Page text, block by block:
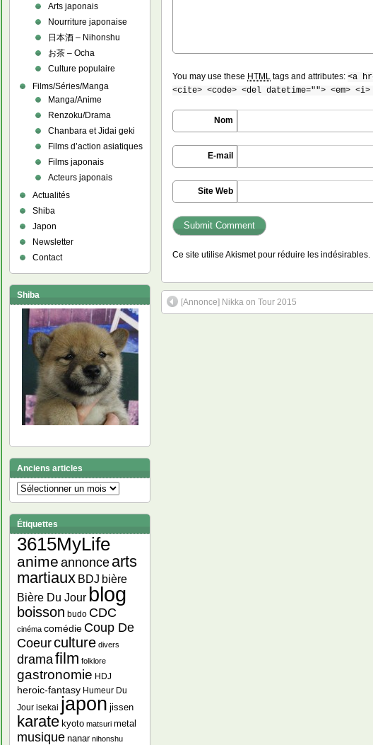
You may use these HTML tags and attributes:<a
<cite> <code> <del datetime=""> <em>
Nom
E-mail
Site Web
Ce site utilise Akismet pour réduire les indésirables.
[Annonce] Nikka on Tour 2015
Arts japonais
Nourriture japonaise
日本酒 – Nihonshu
お茶 – Ocha
Culture populaire
Films/Séries/Manga
Manga/Anime
Renzoku/Drama
Chanbara et Jidai geki
Films d’action asiatiques
Films japonais
Acteurs japonais
Actualités
Shiba
Japon
Newsletter
Contact
Shiba
Anciens articles
Anciens
articles
Étiquettes
3615MyLife
anime annonce arts
martiaux BDJ bière
Bière Du Jour blog
boisson budo CDC
cinéma comédie Coup De
Coeurculture divers
dramafilm folklore
gastronomie HDJ
heroic-fantasy Humeur Du
Jour isekai japon jissen
karate kyoto matsuri metal
musique nanar nihonshu